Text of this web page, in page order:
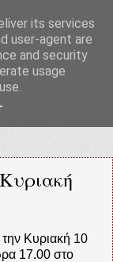
την Κυριακή 10
17.00 στο
its services
user-agent are
and security
usage